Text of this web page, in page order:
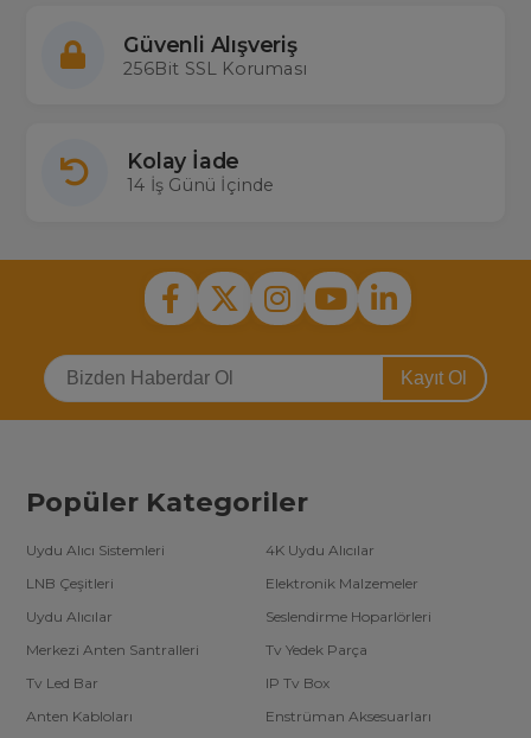
Güvenli Alışveriş
256Bit SSL Koruması
Kolay İade
14 İş Günü İçinde
Kayıt Ol
Popüler Kategoriler
Uydu Alıcı Sistemleri
4K Uydu Alıcılar
LNB Çeşitleri
Elektronik Malzemeler
Uydu Alıcılar
Seslendirme Hoparlörleri
Merkezi Anten Santralleri
Tv Yedek Parça
Tv Led Bar
IP Tv Box
Anten Kabloları
Enstrüman Aksesuarları